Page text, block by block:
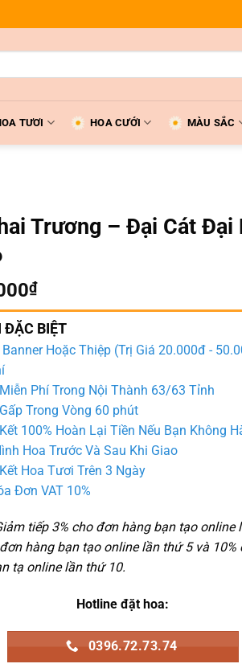
TƯƠI HOA CƯỚI MÀU SẮC
Trương – Đại Cát Đại
₫
ĐẶC BIỆT
Hoặc Thiệp (Trị Giá 20.000đ -
Phí Trong Nội Thành 63/63 Tỉnh
Trong Vòng 60 phút
100% Hoàn Lại Tiền Nếu Bạn Không
Hoa Trước Và Sau Khi Giao
Hoa Tươi Trên 3 Ngày
Đơn VAT 10%
tiếp 3% cho đơn hàng bạn tạo online
hàng bạn tạo online lần thứ 5 và 10%
tạ online lần thứ 10.
Hotline đặt hoa:
0396.72.73.74